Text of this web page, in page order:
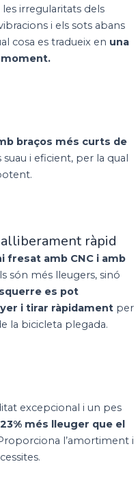
les irregularitats dels
i els sots abans
cosa es tradueix en una
braços més curts de
i eficient, per la qual
ràpid
fresat amb CNC i amb
són més lleugers, sinó
es pot
i tirar ràpidament per
la bicicleta plegada.
excepcional i un pes
més lleuger que el
l’amortiment i